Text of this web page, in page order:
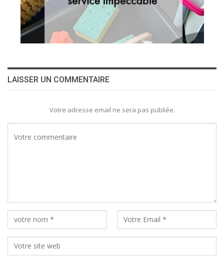
LAISSER UN COMMENTAIRE
Votre adresse email ne sera pas publiée.